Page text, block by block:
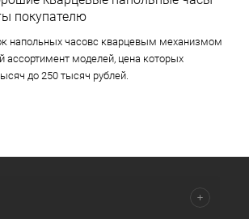
покупателю
напольных часовс кварцевым механизмом
ассортимент моделей, цена которых
до 250 тысяч рублей.